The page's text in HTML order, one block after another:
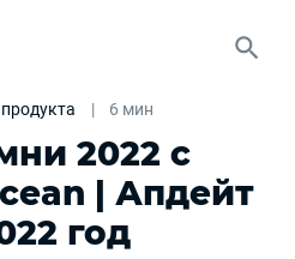
| 6 мин
2022 с
| Апдейт
год